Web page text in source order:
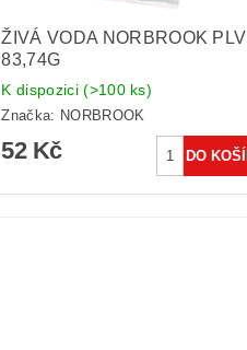
ŽIVÁ VODA NORBROOK PLV
83,74G
K dispozici(>100 ks)
Značka: NORBROOK
52 Kč